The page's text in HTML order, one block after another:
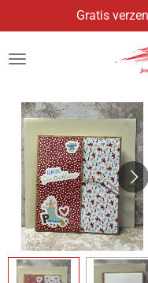
direct
naar
Gratis